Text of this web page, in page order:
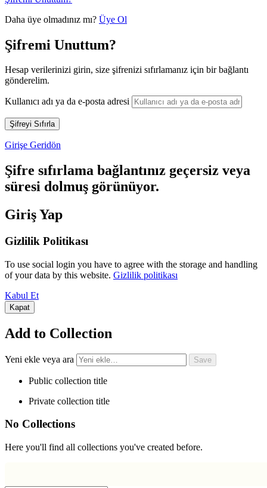
Daha üye olmadınız mı? Üye Ol
Şifremi Unuttum?
Hesap verilerinizi girin, size şifrenizi sıfırlamanız için bir bağlantı
gönderelim.
Kullanıcı adı ya da e-posta adresi
Girişe Geridön
Şifre sıfırlama bağlantınız geçersiz veya
süresi dolmuş görünüyor.
Giriş Yap
Gizlilik Politikası
To use social login you have to agree with the storage and handling
of your data by this website. Gizlilik politikası
Kabul Et
Kapat
Add to Collection
Yeni ekle veya ara
Public collection title
Private collection title
No Collections
Here you'll find all collections you've created before.